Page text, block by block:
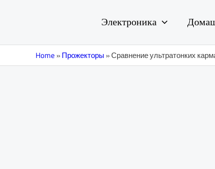
Электроника
Home»Прожекторы»Сравнение ультратонких